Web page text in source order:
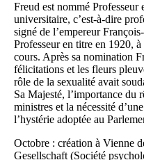
Freud est nommé
universitaire, c’est-à-dire
signé de l’empereur
Professeur en titre en 1920,
cours. Après sa nomination
félicitations et les fleurs
rôle de la sexualité avait
Sa Majesté, l’importance du
ministres et la nécessité
l’hystérie adoptée au
Octobre : création à Vienne
Gesellschaft (Société